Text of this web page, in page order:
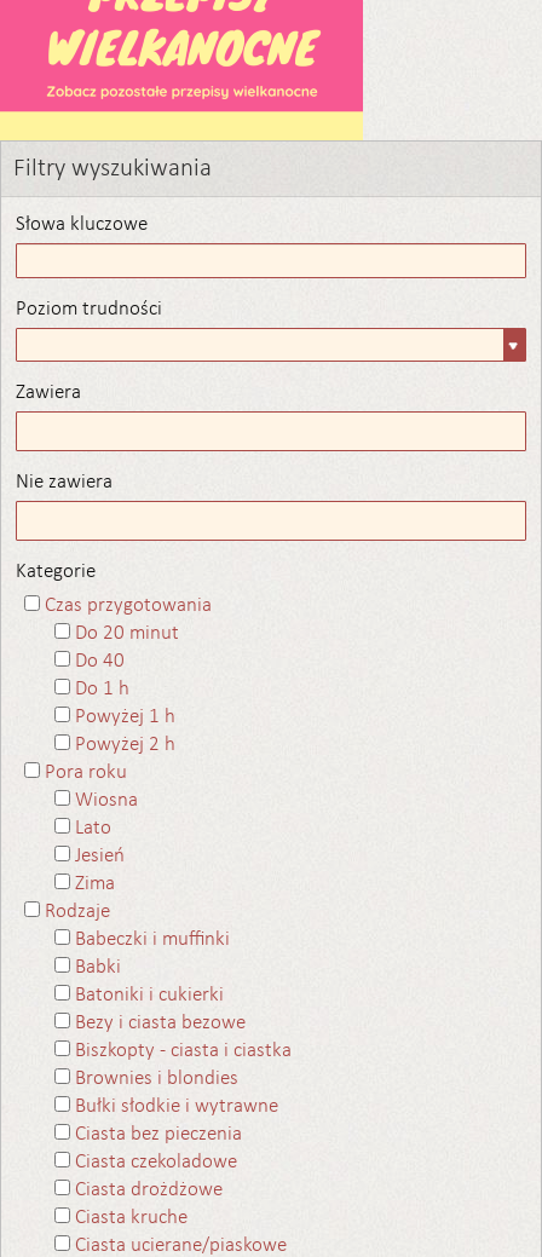
Filtry wyszukiwania
Słowa kluczowe
Poziom trudności
trudności
Zawiera
Nie zawiera
Kategorie
Czas przygotowania
Do 20 minut
Do 40
Do 1 h
Powyżej 1 h
Powyżej 2 h
Pora roku
Wiosna
Lato
Jesień
Zima
Rodzaje
Babeczki i muffinki
Babki
Batoniki i cukierki
Bezy i ciasta bezowe
Biszkopty - ciasta i ciastka
Brownies i blondies
Bułki słodkie i wytrawne
Ciasta bez pieczenia
Ciasta czekoladowe
Ciasta drożdżowe
Ciasta kruche
Ciasta ucierane/piaskowe